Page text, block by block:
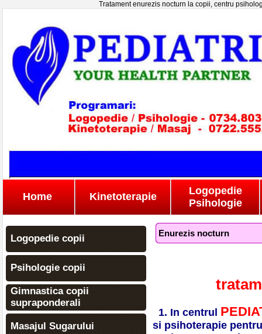
Tratament enurezis nocturn la copii, centru
Home Kinetoterapie
Logopedie
Psihologie
Logopedie copii
Psihologie copii
Gimnastica copii
supraponderali
Masajul Sugarului
Enurezis nocturn
1. In centrul
si psihoterapie